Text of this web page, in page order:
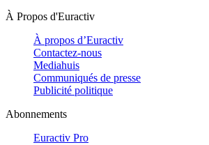
À Propos d'Euractiv
À propos d’Euractiv
Contactez-nous
Mediahuis
Communiqués de presse
Publicité politique
Abonnements
Euractiv Pro